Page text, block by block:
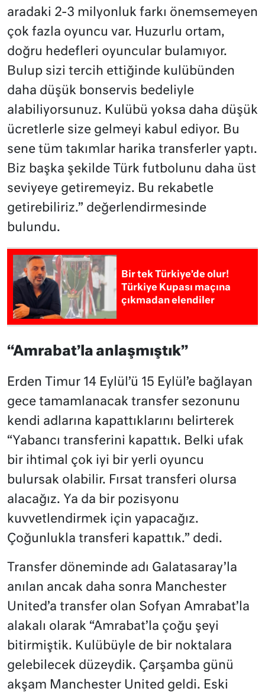
aradaki 2-3 milyonluk farkı önemsemeyen
çok fazla oyuncu var. Huzurlu ortam,
doğru hedefleri oyuncular bulamıyor.
Bulup sizi tercih ettiğinde kulübünden
daha düşük bonservis bedeliyle
alabiliyorsunuz. Kulübü yoksa daha düşük
ücretlerle size gelmeyi kabul ediyor. Bu
sene tüm takımlar harika transferler yaptı.
Biz başka şekilde Türk futbolunu daha üst
seviyeye getiremeyiz. Bu rekabetle
getirebiliriz.” değerlendirmesinde
bulundu.
Bir tek Türkiye’de olur!
Türkiye Kupası maçına
çıkmadan elendiler
“Amrabat’la anlaşmıştık”
Erden Timur 14 Eylül’ü 15 Eylül’e bağlayan
gece tamamlanacak transfer sezonunu
kendi adlarına kapattıklarını belirterek
“Yabancı transferini kapattık. Belki ufak
bir ihtimal çok iyi bir yerli oyuncu
bulursak olabilir. Fırsat transferi olursa
alacağız. Ya da bir pozisyonu
kuvvetlendirmek için yapacağız.
Çoğunlukla transferi kapattık.” dedi.
Transfer döneminde adı Galatasaray’la
anılan ancak daha sonra Manchester
United’a transfer olan Sofyan Amrabat’la
alakalı olarak “Amrabat’la çoğu şeyi
bitirmiştik. Kulübüyle de bir noktalara
gelebilecek düzeydik. Çarşamba günü
akşam Manchester United geldi. Eski